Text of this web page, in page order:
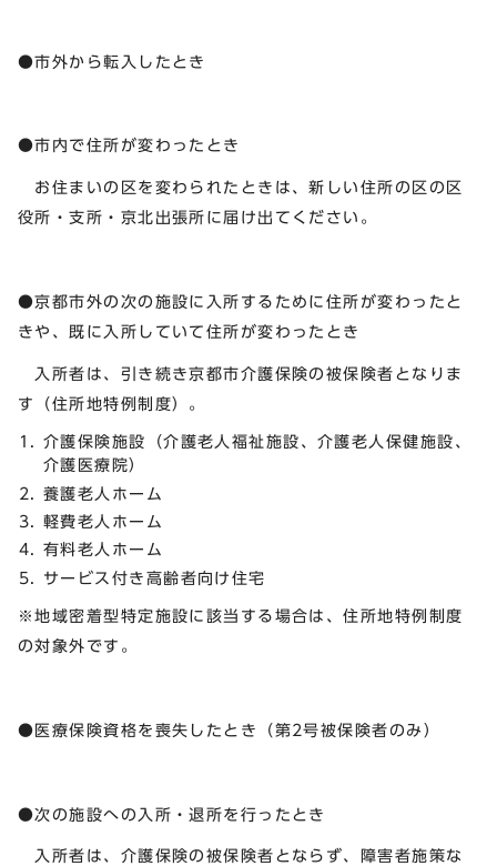
●市外から転入したとき
●市内で住所が変わったとき
お住まいの区を変わられたときは、新しい住所の区の区
役所・支所・京北出張所に届け出てください。
●京都市外の次の施設に入所するために住所が変わったと
きや、既に入所していて住所が変わったとき
入所者は、引き続き京都市介護保険の被保険者となりま
す（住所地特例制度）。
介護保険施設（介護老人福祉施設、介護老人保健施設、
介護医療院）
養護老人ホーム
軽費老人ホーム
有料老人ホーム
サービス付き高齢者向け住宅
※地域密着型特定施設に該当する場合は、住所地特例制度
の対象外です。
●医療保険資格を喪失したとき（第2号被保険者のみ）
●次の施設への入所・退所を行ったとき
入所者は、介護保険の被保険者とならず、障害者施策な